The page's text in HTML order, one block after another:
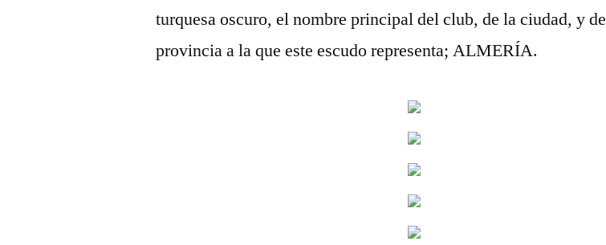
turquesa oscuro, el nombre principal del club, de la ciudad, y
provincia a la que este escudo representa; ALMERÍA.